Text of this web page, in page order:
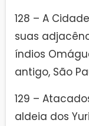
128 – A
suas
índios
antigo, São
129 –
aldeia dos